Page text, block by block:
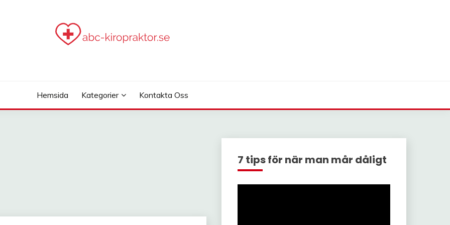
Hemsida Kategorier Kontakta Oss
7 tips för när man mår dåligt